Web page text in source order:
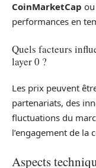
CoinMarketCap ou
performances en
Quels facteurs
layer 0 ?
Les prix peuvent
partenariats, des
fluctuations du
l’engagement de la
Aspects